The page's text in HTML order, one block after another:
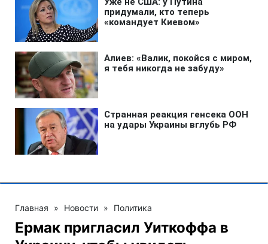
Главная » Новости » Политика
Ермак пригласил Уиткоффа в